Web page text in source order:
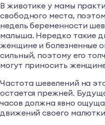
В животике у мамы
свободного места,
недель беременности
малыша. Нередко такие
женщине и болезненные
сильный, поэтому его
могут приносить
Частота шевелений на
остается прежней.
часов должна явно
движений своего